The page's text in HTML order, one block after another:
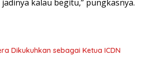
kalau begitu,” pungkasnya.
Dikukuhkan sebagai Ketua ICDN